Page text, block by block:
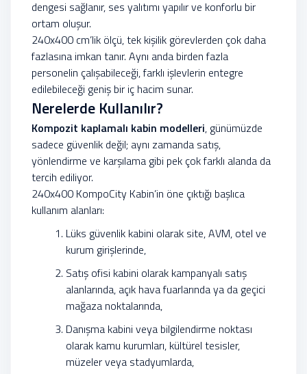
dengesi sağlanır, ses yalıtımı yapılır ve konforlu bir
ortam oluşur.
240x400 cm’lik ölçü, tek kişilik görevlerden çok daha
fazlasına imkan tanır. Aynı anda birden fazla
personelin çalışabileceği, farklı işlevlerin entegre
edilebileceği geniş bir iç hacim sunar.
Nerelerde Kullanılır?
Kompozit kaplamalı kabin modelleri, günümüzde
sadece güvenlik değil; aynı zamanda satış,
yönlendirme ve karşılama gibi pek çok farklı alanda da
tercih ediliyor.
240x400 KompoCity Kabin’in öne çıktığı başlıca
kullanım alanları:
Lüks güvenlik kabini olarak site, AVM, otel ve
kurum girişlerinde,
Satış ofisi kabini olarak kampanyalı satış
alanlarında, açık hava fuarlarında ya da geçici
mağaza noktalarında,
Danışma kabini veya bilgilendirme noktası
olarak kamu kurumları, kültürel tesisler,
müzeler veya stadyumlarda,